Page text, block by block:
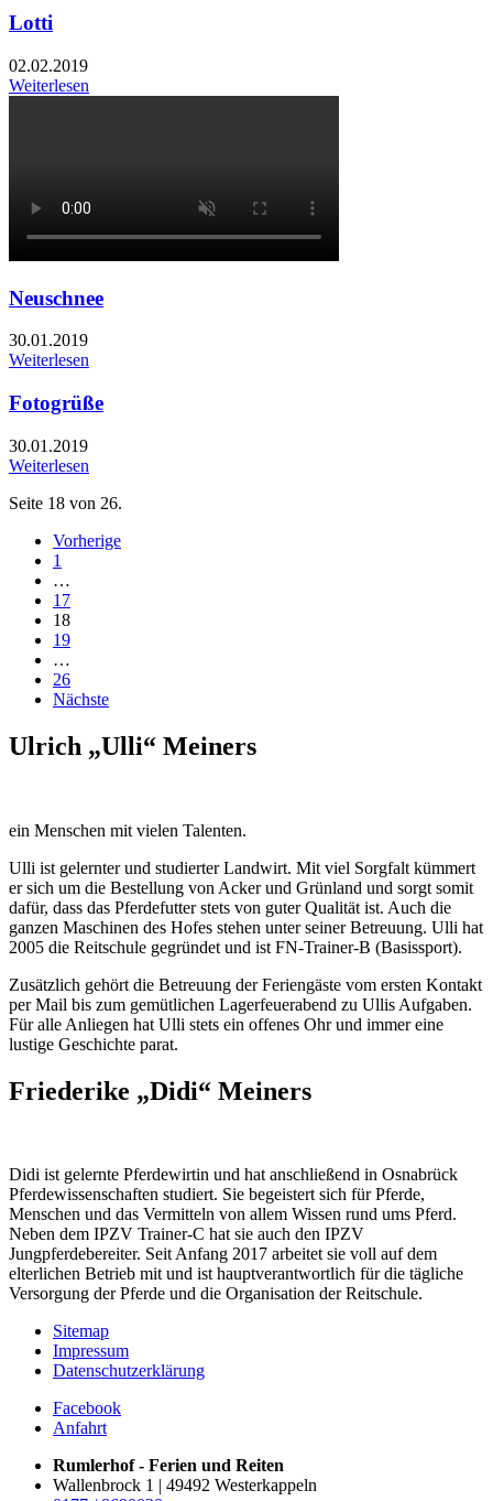
Lotti
02.02.2019
Weiterlesen
Neuschnee
30.01.2019
Weiterlesen
Fotogrüße
30.01.2019
Weiterlesen
Seite 18 von 26.
Vorherige
1
…
17
18
19
…
26
Nächste
Ulrich „Ulli“ Meiners
ein Menschen mit vielen Talenten.
Ulli ist gelernter und studierter Landwirt. Mit viel Sorgfalt kümmert
er sich um die Bestellung von Acker und Grünland und sorgt somit
dafür, dass das Pferdefutter stets von guter Qualität ist. Auch die
ganzen Maschinen des Hofes stehen unter seiner Betreuung. Ulli hat
2005 die Reitschule gegründet und ist FN-Trainer-B (Basissport).
Zusätzlich gehört die Betreuung der Feriengäste vom ersten Kontakt
per Mail bis zum gemütlichen Lagerfeuerabend zu Ullis Aufgaben.
Für alle Anliegen hat Ulli stets ein offenes Ohr und immer eine
lustige Geschichte parat.
Friederike „Didi“ Meiners
Didi ist gelernte Pferdewirtin und hat anschließend in Osnabrück
Pferdewissenschaften studiert. Sie begeistert sich für Pferde,
Menschen und das Vermitteln von allem Wissen rund ums Pferd.
Neben dem IPZV Trainer-C hat sie auch den IPZV
Jungpferdebereiter. Seit Anfang 2017 arbeitet sie voll auf dem
elterlichen Betrieb mit und ist hauptverantwortlich für die tägliche
Versorgung der Pferde und die Organisation der Reitschule.
Sitemap
Impressum
Datenschutzerklärung
Facebook
Anfahrt
Rumlerhof - Ferien und Reiten
Wallenbrock 1 | 49492 Westerkappeln